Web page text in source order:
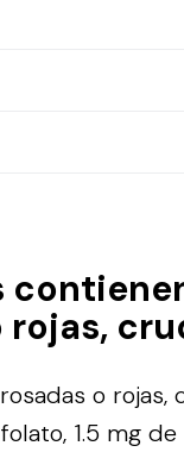
rojas,
o
1.5 mg de